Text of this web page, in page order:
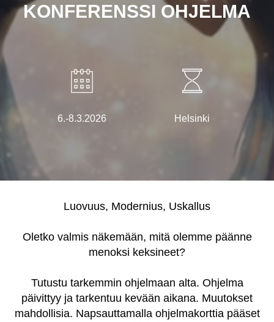
KONFERENSSI OHJELMA
6.-8.3.2026 Helsinki
Luovuus, Modernius, Uskallus
Oletko valmis näkemään, mitä olemme päänne
menoksi keksineet?
Tutustu tarkemmin ohjelmaan alta. Ohjelma
päivittyy ja tarkentuu kevään aikana. Muutokset
mahdollisia. Napsauttamalla ohjelmakorttia pääset